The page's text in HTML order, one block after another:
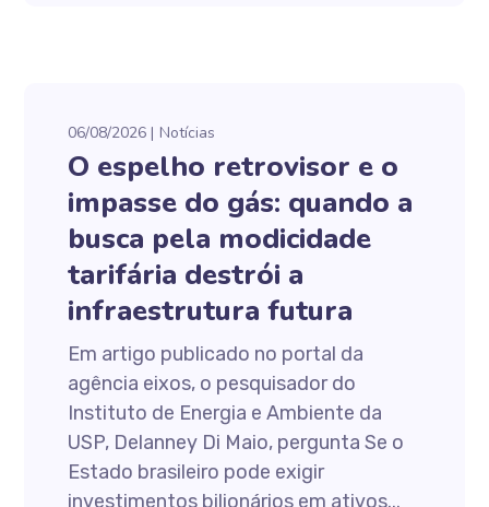
06/08/2026 Notícias
O espelho retrovisor e o
impasse do gás: quando a
busca pela modicidade
tarifária destrói a
infraestrutura futura
Em artigo publicado no portal da
agência eixos, o pesquisador do
Instituto de Energia e Ambiente da
USP, Delanney Di Maio, pergunta Se o
Estado brasileiro pode exigir
investimentos bilionários em ativos...